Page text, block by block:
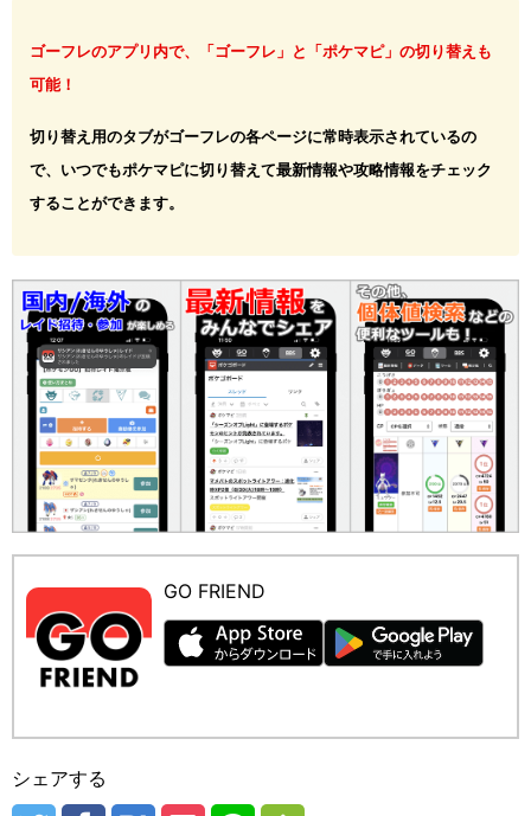
ゴーフレのアプリ内で、「ゴーフレ」と「ポケマピ」の切り替えも
可能！
切り替え用のタブがゴーフレの各ページに常時表示されているの
で、いつでもポケマピに切り替えて最新情報や攻略情報をチェック
することができます。
GO FRIEND
シェアする